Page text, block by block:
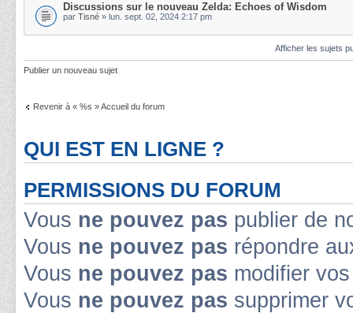
Discussions sur le nouveau Zelda: Echoes of Wisdom
par Tisné » lun. sept. 02, 2024 2:17 pm
Afficher les sujets
Publier un nouveau sujet
Revenir à « %s » Accueil du forum
QUI EST EN LIGNE ?
PERMISSIONS DU FORUM
Vous ne pouvez pas publier de
Vous ne pouvez pas répondre
Vous ne pouvez pas modifier
Vous ne pouvez pas supprimer